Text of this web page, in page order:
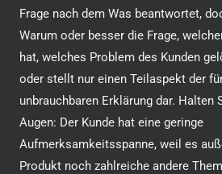
Frage nach dem Was beantwortet,
Warum oder besser die Frage,
hat, welches Problem des Kunden
oder stellt nur einen Teilaspekt der
unbrauchbaren Erklärung dar. Halten
Augen: Der Kunde hat eine geringe
Aufmerksamkeitsspanne, weil es
Produkt noch zahlreiche andere